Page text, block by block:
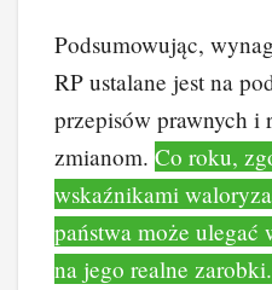
Podsumowując,
RP ustalane jest na
przepisów prawnych i
zmianom. Co roku,
wskaźnikami
państwa może ulegać
na jego realne